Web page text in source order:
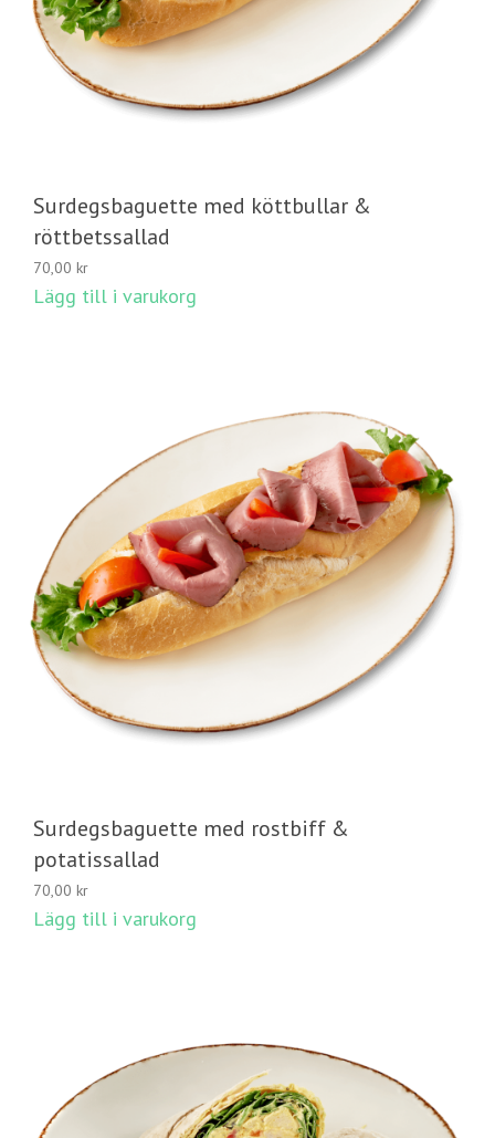
Surdegsbaguette med köttbullar &
röttbetssallad
70,00 kr
Lägg till i varukorg
Surdegsbaguette med rostbiff &
potatissallad
70,00 kr
Lägg till i varukorg